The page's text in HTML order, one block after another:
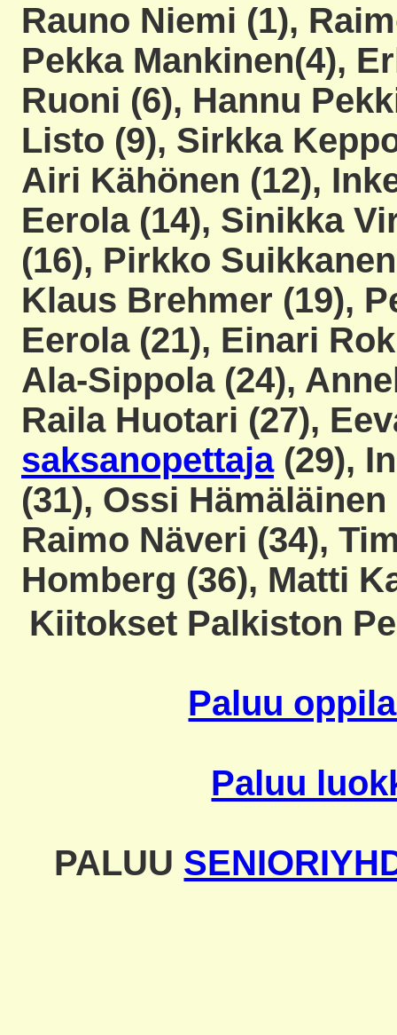
Rauno Niemi (1),
Pekka Mankinen(4),
Ruoni (6), Hannu
Listo (9), Sirkka
Airi Kähönen (12),
Eerola (14), Sinikka
(16), Pirkko
Klaus Brehmer (19),
Eerola (21), Einari
Ala-Sippola (24),
Raila Huotari (27),
saksanopettaja(29),
(31), Ossi
Raimo Näveri (34),
Homberg (36), Matti
Kiitokset Palkiston
Paluu
Paluu
PALUU